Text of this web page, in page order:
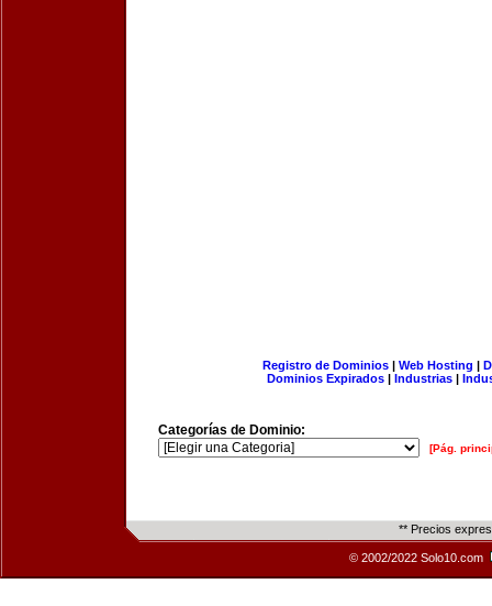
Registro de Dominios| Web Hosting |
Dominios Expirados | Industrias |
Categorías de Dominio:
[Pág.
** Precios
© 2002/2022 Solo10.com